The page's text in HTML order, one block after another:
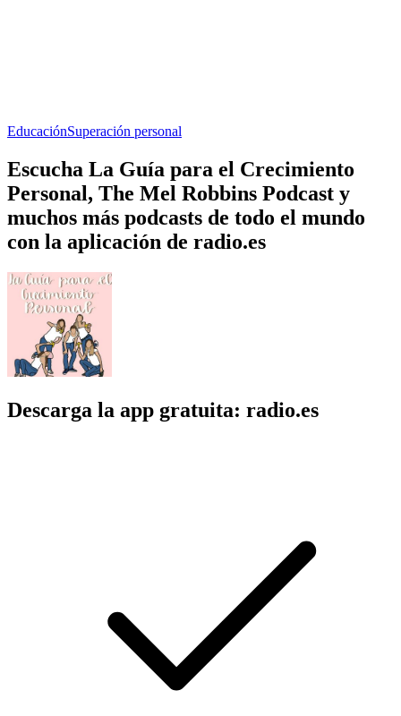
EducaciónSuperación personal
Escucha La Guía para el Crecimiento
Personal, The Mel Robbins Podcast y
muchos más podcasts de todo el mundo
con la aplicación de radio.es
Descarga la app gratuita: radio.es